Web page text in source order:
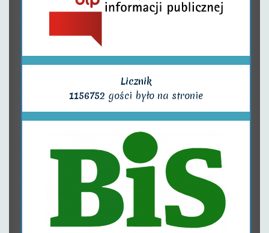
Licznik
1156752 gości było na stronie